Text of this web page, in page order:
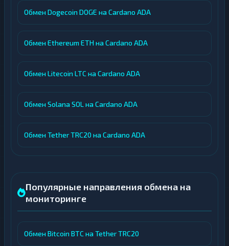
Обмен Dogecoin DOGE на Cardano ADA
Обмен Ethereum ETH на Cardano ADA
Обмен Litecoin LTC на Cardano ADA
Обмен Solana SOL на Cardano ADA
Обмен Tether TRC20 на Cardano ADA
Популярные направления обмена на
мониторинге
Обмен Bitcoin BTC на Tether TRC20